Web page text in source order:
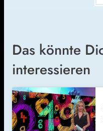
Das könnte
interessieren